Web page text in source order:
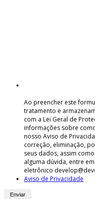
Ao preencher este
tratamento e
com a Lei Geral de
informações sobre
nosso Aviso de
correção, eliminação,
seus dados, assim
alguma dúvida, entre
eletrônico
Aviso de Privacidade